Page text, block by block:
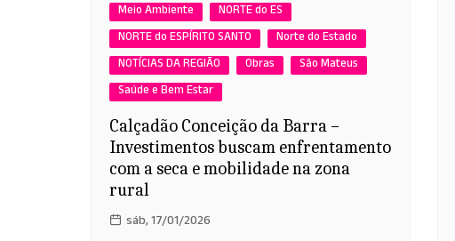
Meio Ambiente
NORTE do ES
NORTE do ESPÍRITO SANTO
Norte do Estado
NOTÍCIAS DA REGIÃO
Obras
São Mateus
Saúde e Bem Estar
Calçadão Conceição da Barra –
Investimentos buscam enfrentamento
com a seca e mobilidade na zona
rural
sáb, 17/01/2026